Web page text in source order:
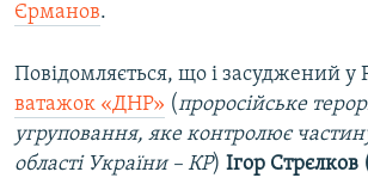
Єрманов.
Повідомляється, що і засуджений у
ватажок «ДНР» (проросійське
угруповання, яке контролює
області України – КР) Ігор Стрєлков